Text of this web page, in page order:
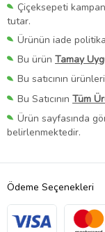
Çiçeksepeti
tutar.
Ürünün iade
Bu ürün Tamay
Bu satıcının
Bu Satıcının Tüm
Ürün sayfasında
belirlenmektedir.
Ödeme Seçenekleri